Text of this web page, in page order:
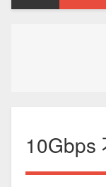
10Gbps